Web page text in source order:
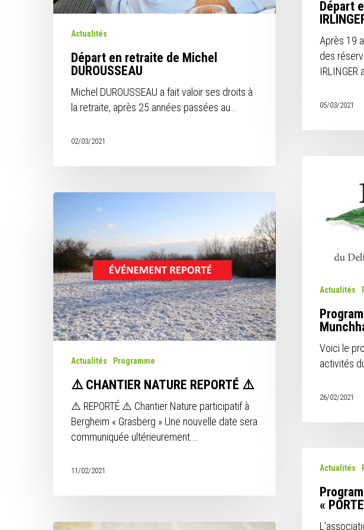
Départ
Après 19
des
IRLINGER
05/03/2021
Actualités
Départ en retraite de Michel
DUROUSSEAU
Michel DUROUSSEAU a fait valoir ses droits à
la retraite, après 25 années passées au…
02/03/2021
Actualités
Voici le
activités
26/02/2021
REPORTÉ
⚠️
Actualités Programme
⚠️ CHANTIER NATURE REPORTÉ ⚠️
⚠️ REPORTÉ ⚠️ Chantier Nature participatif à
Bergheim « Grasberg » Une nouvelle date sera
communiquée ultérieurement.…
11/02/2021
2021
l’Association
Actualités
«